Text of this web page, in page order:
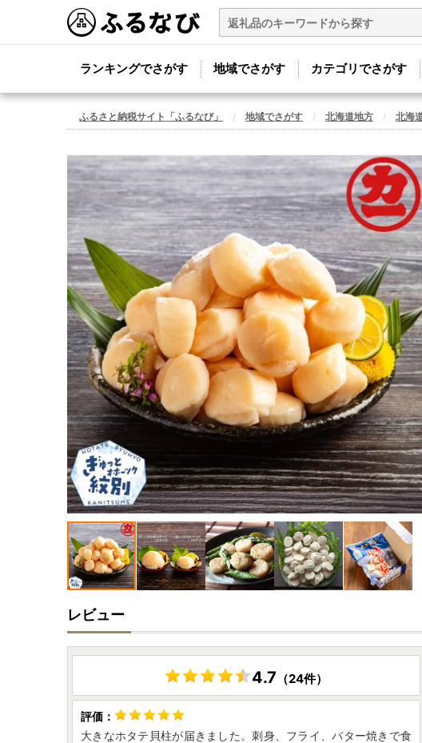
ランキングでさがす 地域でさがす カテゴリでさがす
ふるさと納税サイト「ふるなび」 地域でさがす 北海道地方 北海
レビュー
4.7 （24件）
大きなホタテ貝柱が届きました。刺身、フライ、バター焼きで食